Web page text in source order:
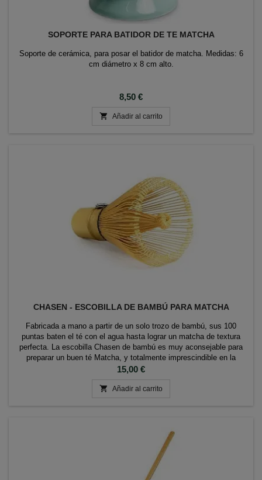
SOPORTE PARA BATIDOR DE TE MATCHA
Soporte de cerámica, para posar el batidor de matcha. Medidas: 6
cm diámetro x 8 cm alto.
Precio
8,50 €
 Añadir al carrito
CHASEN - ESCOBILLA DE BAMBÚ PARA MATCHA
Fabricada a mano a partir de un solo trozo de bambú, sus 100
puntas baten el té con el agua hasta lograr un matcha de textura
perfecta. La escobilla Chasen de bambú es muy aconsejable para
preparar un buen té Matcha, y totalmente imprescindible en la
ceremonia del té japonesa.
Precio
15,00 €
 Añadir al carrito